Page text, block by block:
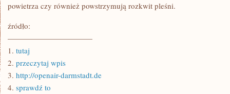
powietrza czy również powstrzymują rozkwit pleśni.
źródło:
———————————
1. tutaj
2. przeczytaj wpis
3. http://openair-darmstadt.de
4. sprawdź to